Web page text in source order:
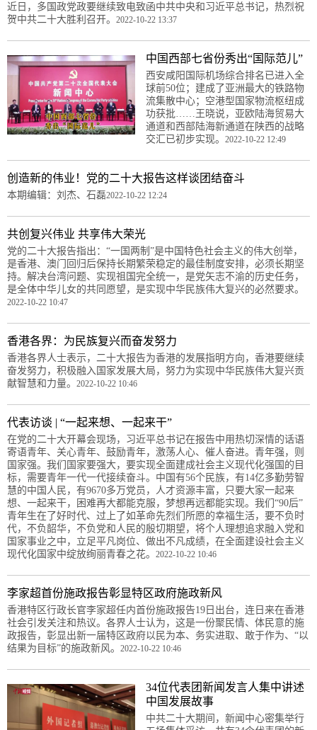
近日，多国政党政要继续致电致函中共中央和习近平总书记，热烈祝
贺中共二十大胜利召开。 2022-10-22 13:37
中国西部七省份秀出“国际范儿”
西安咸阳国际机场综合排名已进入全
球前50位；建成了亚洲最大的铁路物
流集散中心；空港型国家物流枢纽成
功获批……王晓说，亚欧陆海贸易大
通道和西部陆海新通道在陕西的战略
交汇已初步实现。 2022-10-22 12:49
创造新的伟业！党的二十大报告这样谈团结奋斗
本期编辑：刘杰、石磊2022-10-22 12:24
共创复兴伟业 共享伟大荣光
党的二十大报告指出：“一国两制”是中国特色社会主义的伟大创举，
是香港、澳门回归后保持长期繁荣稳定的最佳制度安排，必须长期坚
持。解决台湾问题、实现祖国完全统一，是党矢志不渝的历史任务，
是全体中华儿女的共同愿望，是实现中华民族伟大复兴的必然要求。
2022-10-22 10:47
香港各界：为民族复兴而奋发努力
香港各界人士表示，二十大报告为香港的发展指明方向，香港要继续
奋发努力，积极融入国家发展大局，努力为实现中华民族伟大复兴贡
献智慧和力量。 2022-10-22 10:46
代表访谈 | “一起来想、一起来干”
在党的二十大开幕会现场，习近平总书记在报告中用热切深情的话语
寄语青年、关心青年、鼓励青年，激荡人心、催人奋进。青年强，则
国家强。我们国家要强大，要实现全面建成社会主义现代化强国的目
标，需要青年一代一代接续奋斗。中国有56个民族，有14亿多勤劳智
慧的中国人民，有9670多万党员，人才资源丰富，只要大家一起来
想、一起来干，困难再大都能克服，梦想再远都能实现。我们“90后”
青年生在了好时代、过上了如革命先烈们所愿的幸福生活，要不负时
代，不负韶华，不负党和人民的殷切期望，将个人理想追求融入党和
国家事业之中，立足平凡岗位、做出不凡成绩，在全面建设社会主义
现代化国家中绽放绚丽青春之花。 2022-10-22 10:46
李家超首份施政报告彰显特区政府施政新风
香港特区行政长官李家超任内首份施政报告19日出台，连日来在香港
社会引发关注和热议。各界人士认为，这是一份聚民情、体民意的施
政报告，彰显出新一届特区政府以民为本、务实进取、敢于作为、“以
结果为目标”的施政新风。 2022-10-22 10:46
34位代表团新闻发言人集中讲述
中国发展故事
中共二十大期间，新闻中心密集举行